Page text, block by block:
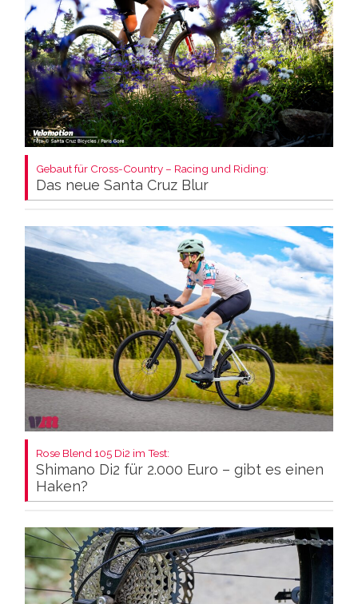
Gebaut für Cross-Country – Racing und Riding:
Das neue Santa Cruz Blur
Rose Blend 105 Di2 im Test:
Shimano Di2 für 2.000 Euro – gibt es einen
Haken?